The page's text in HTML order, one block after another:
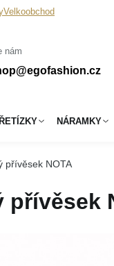
Velkoobchod
nám
NÁRAMKY
přívěsek NOTA
přívěsek